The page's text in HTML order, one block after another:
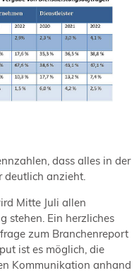
dass alles in der
deutlich anzieht.
Mitte Juli allen
stehen. Ein herzliches
zum Branchenreport
ist es möglich, die
Kommunikation anhand